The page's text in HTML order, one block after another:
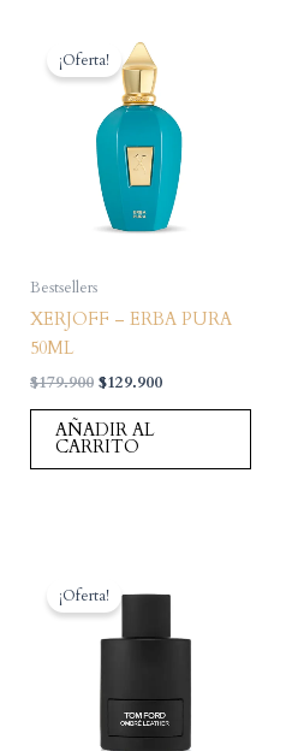
¡Oferta!
Bestsellers
XERJOFF – ERBA PURA
50ML
$179.900 El
original
era:
$179.900.
$129.900El
$129.900.
AÑADIR AL
CARRITO
¡Oferta!